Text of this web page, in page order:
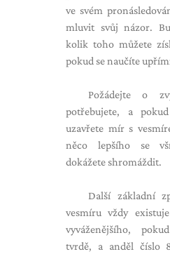
ve svém
mluvit svůj názor.
kolik toho můžete
pokud se naučíte
Požádejte o
potřebujete, a
uzavřete mír s
něco lepšího se
dokážete shromáždit.
Další základní
vesmíru vždy
vyváženějšího,
tvrdě, a anděl číslo